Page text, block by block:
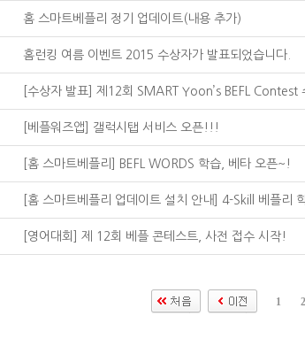
홈 스마트베플리 정기 업데이트(내용 추가)
홈런킹 여름 이벤트 2015 수상자가 발표되었습니다.
[수상자 발표] 제12회 SMART Yoon’s BEFL Contest
[베플워즈앱] 갤럭시탭 서비스 오픈!!!
[홈 스마트베플리] BEFL WORDS 학습, 베타 오픈~!
[홈 스마트베플리 업데이트 설치 안내] 4-Skill 베플리
[영어대회] 제 12회 베플 콘테스트, 사전 접수 시작!
1 2